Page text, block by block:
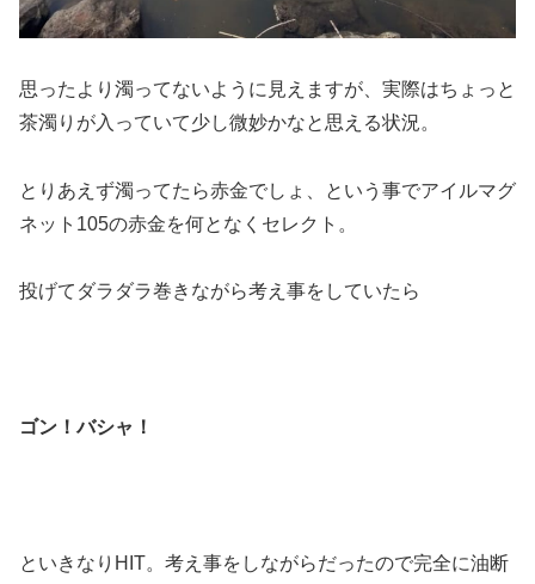
思ったより濁ってないように見えますが、実際はちょっと
茶濁りが入っていて少し微妙かなと思える状況。
とりあえず濁ってたら赤金でしょ、という事でアイルマグ
ネット105の赤金を何となくセレクト。
投げてダラダラ巻きながら考え事をしていたら
ゴン！バシャ！
といきなりHIT。考え事をしながらだったので完全に油断